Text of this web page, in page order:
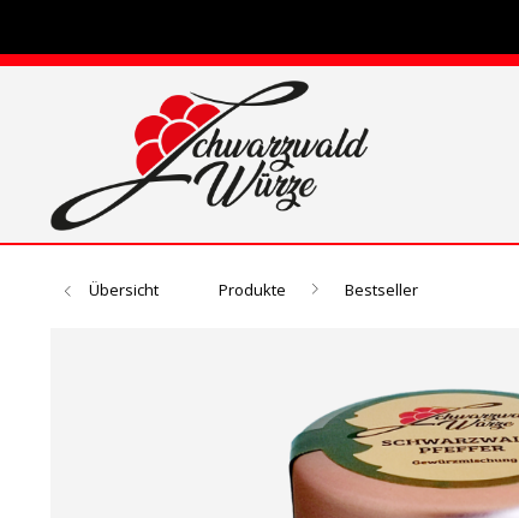
Übersicht Produkte Bestseller